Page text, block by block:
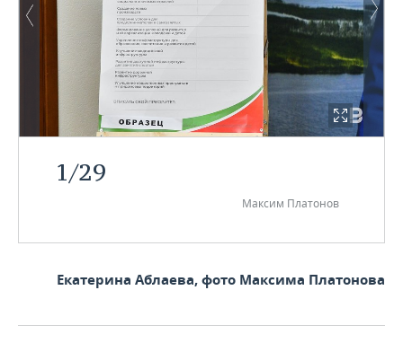
1/29
Максим Платонов
Екатерина Аблаева, фото Максима Платонова